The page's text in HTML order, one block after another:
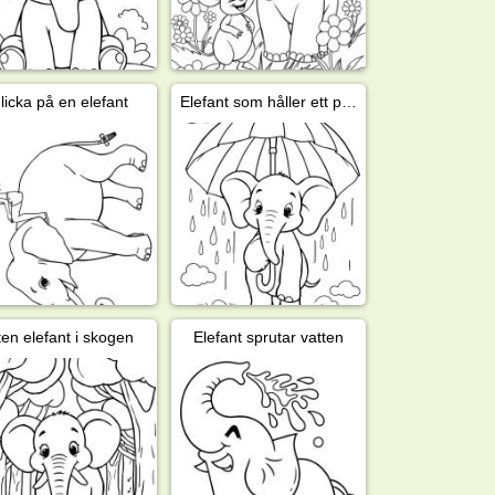
på en elefant Elefant som håller ett paraply i regnet
elefant i skogen Elefant sprutar vatten